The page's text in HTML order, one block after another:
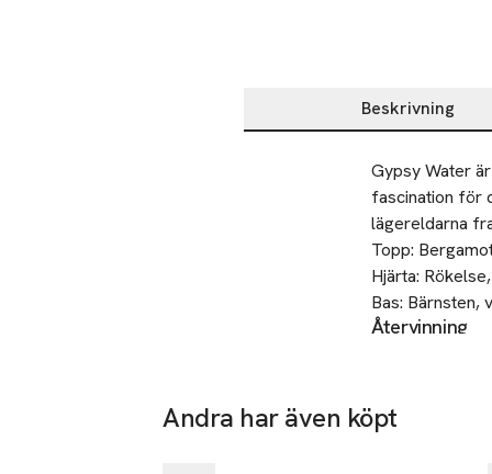
Beskrivning
Beskrivning
Gypsy Water
fascination för
lägereldarna
Topp:
Hjärta:
Bas: Bärnsten,
Återvinning
Andra har även köpt